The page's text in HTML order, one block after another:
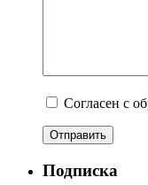
Согласен с
Подписка